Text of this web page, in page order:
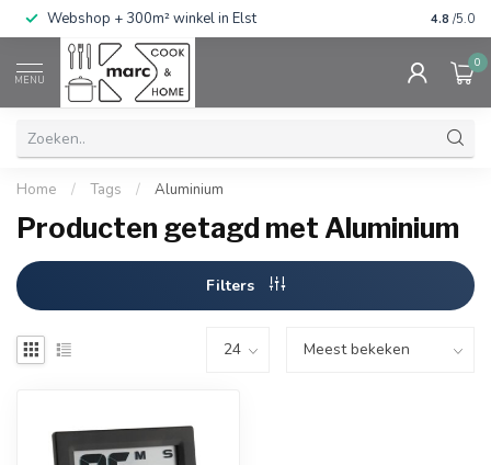
Webshop + 300m² winkel in Elst Gratis
4.8 /5.0
MENU
0
Home / Tags / Aluminium
Producten getagd met Aluminium
Filters